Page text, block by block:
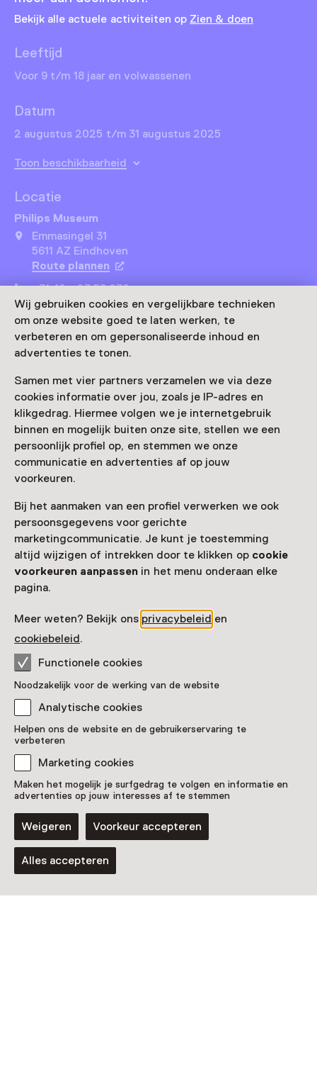
Wij gebruiken cookies en vergelijkbare technieken
om onze website goed te laten werken, te
verbeteren en om gepersonaliseerde inhoud en
advertenties te tonen.
Samen met vier partners verzamelen we via deze
cookies informatie over jou, zoals je IP-adres en
klikgedrag. Hiermee volgen we je internetgebruik
binnen en mogelijk buiten onze site, stellen we een
persoonlijk profiel op, en stemmen we onze
communicatie en advertenties af op jouw
voorkeuren.
Bij het aanmaken van een profiel verwerken we ook
persoonsgegevens voor gerichte
marketingcommunicatie. Je kunt je toestemming
altijd wijzigen of intrekken door te klikken op cookie
voorkeuren aanpassen in het menu onderaan elke
pagina.
Meer weten? Bekijk ons privacybeleid en
cookiebeleid.
Functionele cookies
Noodzakelijk voor de werking van de website
Analytische cookies
Helpen ons de website en de gebruikerservaring te
verbeteren
Marketing cookies
Maken het mogelijk je surfgedrag te volgen en informatie en
advertenties op jouw interesses af te stemmen
Weigeren Voorkeur accepteren
Alles accepteren
Bekijk alle actuele activiteiten op Zien & doen
Leeftijd
Voor 9 t/m 18 jaar en volwassenen
Datum
2 augustus 2025 t/m 31 augustus 2025
Toon beschikbaarheid
Locatie
Philips Museum
Emmasingel 31
5611 AZ Eindhoven
Route plannen Opent in een nieuw tabblad
+31 40 - 23 59 030
Vandaag gesloten
Meer openingstijden
Zien & doen in Philips
Museum
Tentoonstelling
Impact through Design
Voor 13 t/m 18 jaar en volwassenen
Evenement
AI-rondleiding in het Philips
Museum
Voor 13 t/m 18 jaar en volwassenen